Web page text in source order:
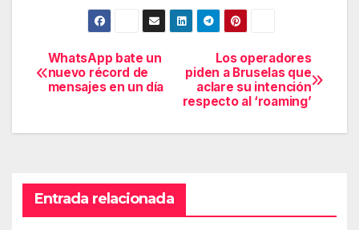
Navegación
de
entradas
Los operadores
piden a Bruselas que
aclare su intención
respecto al ‘roaming’
WhatsApp bate un
nuevo récord de
mensajes en un día
Entrada relacionada